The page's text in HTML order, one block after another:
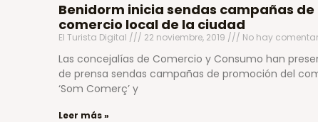
Benidorm inicia sendas campañas
comercio local de la ciudad
El Turista Digital 22 noviembre, 2019 No hay
Las concejalías de Comercio y Consumo han
de prensa sendas campañas de promoción del
‘Som Comerç’ y
Leer más »